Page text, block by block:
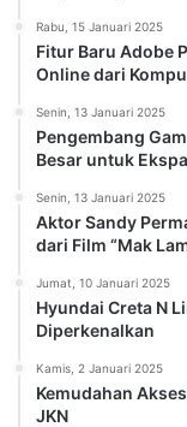
Rabu, 15 Januari 2025
Fitur Baru Adobe
Online dari
Senin, 13 Januari 2025
Pengembang
Besar untuk
Senin, 13 Januari 2025
Aktor Sandy
dari Film “Mak
Jumat, 10 Januari 2025
Hyundai Creta N
Diperkenalkan
Kamis, 2 Januari 2025
Kemudahan
JKN